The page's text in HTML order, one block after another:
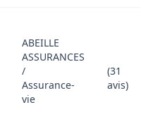
ABEILLE
ASSURANCES
/
Assurance-
vie
(31
avis)